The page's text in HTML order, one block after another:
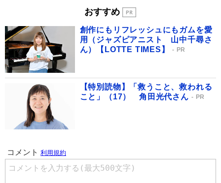
おすすめ
創作にもリフレッシュにもガムを愛
用（ジャズピアニスト 山中千尋さ
ん）【LOTTE TIMES】
PR
【特別読物】「救うこと、救われる
こと」（17） 角田光代さん
PR